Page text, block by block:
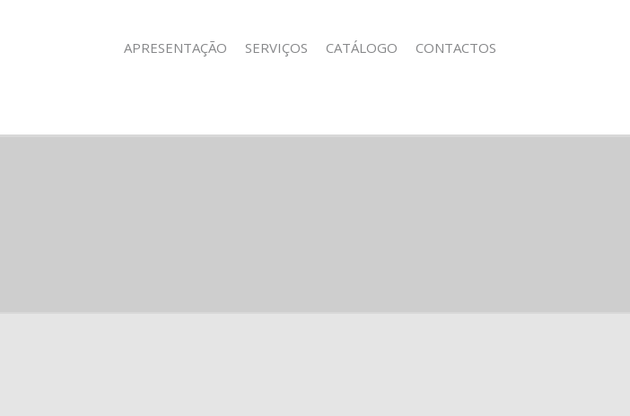
APRESENTAÇÃO SERVIÇOS CATÁLOGO CONTACTOS